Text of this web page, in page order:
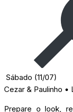
Sábado (11/07)
Cezar & Paulinho •
Prepare o look,